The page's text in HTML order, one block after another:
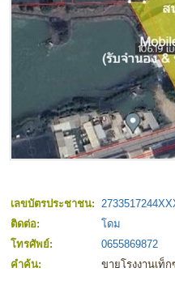
เลขบัตรประชาชน:
ติดต่อ:
โดม
โทรศัพย์:
0655869872
คำค้น:
ขายโรงงานเท็